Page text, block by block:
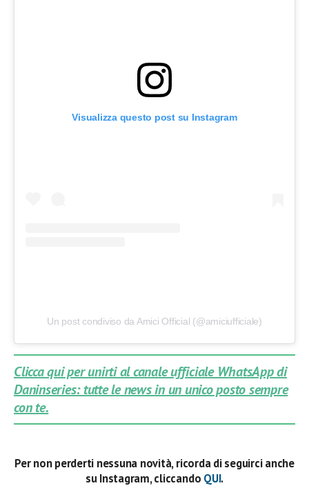
Visualizza questo post su Instagram
Un post condiviso da Amici Official (@amiciufficiale)
Clicca qui per unirti al canale ufficiale WhatsApp di
Daninseries: tutte le news in un unico posto sempre
con te.
Per non perderti nessuna novità, ricorda di seguirci anche
su Instagram, cliccando QUI.